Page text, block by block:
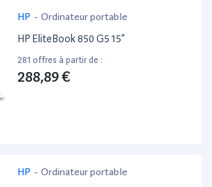
HP - Ordinateur portable
HP EliteBook 850 G5 15”
281 offres à partir de :
288,89 €
HP - Ordinateur portable